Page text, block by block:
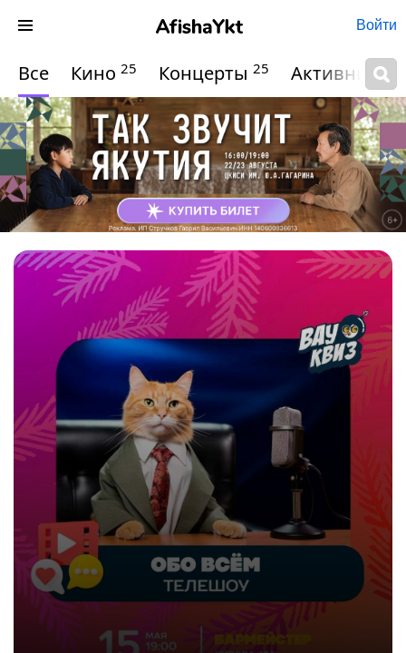
Войти
Все Кино 25 Концерты 25 Активный